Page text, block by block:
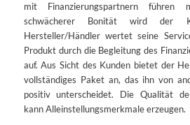
mit Finanzierungspartnern führen
schwächerer Bonität wird der
Hersteller/Händler wertet seine
Produkt durch die Begleitung des
auf. Aus Sicht des Kunden bietet der
vollständiges Paket an, das ihn von
positiv unterscheidet. Die Qualität
kann Alleinstellungsmerkmale erzeugen.